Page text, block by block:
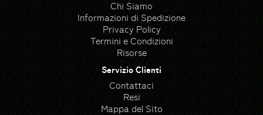
Chi Siamo
Informazioni di Spedizione
Privacy Policy
Termini e Condizioni
Risorse
Servizio Clienti
Contattaci
Resi
Mappa del Sito